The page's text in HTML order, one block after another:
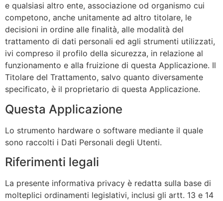
e qualsiasi altro ente, associazione od organismo cui
competono, anche unitamente ad altro titolare, le
decisioni in ordine alle finalità, alle modalità del
trattamento di dati personali ed agli strumenti utilizzati,
ivi compreso il profilo della sicurezza, in relazione al
funzionamento e alla fruizione di questa Applicazione. Il
Titolare del Trattamento, salvo quanto diversamente
specificato, è il proprietario di questa Applicazione.
Questa Applicazione
Lo strumento hardware o software mediante il quale
sono raccolti i Dati Personali degli Utenti.
Riferimenti legali
La presente informativa privacy è redatta sulla base di
molteplici ordinamenti legislativi, inclusi gli artt. 13 e 14